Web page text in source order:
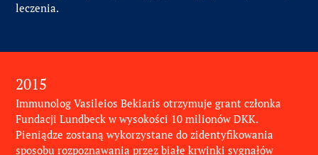
leczenia.
2015
Immunolog Vasileios Bekiaris otrzymuje grant członka
Fundacji Lundbeck w wysokości 10 milionów DKK.
Pieniądze zostaną wykorzystane do zidentyfikowania
sposobu rozpoznawania przez białe krwinki sygnałów